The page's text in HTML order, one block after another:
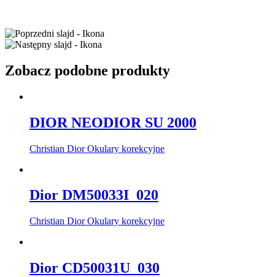
Zobacz podobne produkty
DIOR NEODIOR SU 2000
Christian Dior Okulary korekcyjne
Dior DM50033I_020
Christian Dior Okulary korekcyjne
Dior CD50031U_030